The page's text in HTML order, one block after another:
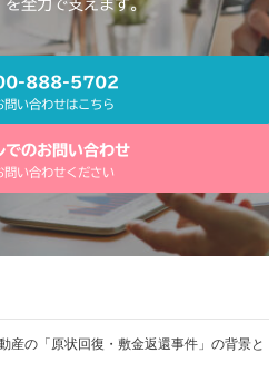
を全力で支えます。
888-5702
問い合わせはこちら
でのお問い合わせ
問い合わせください
産の「原状回復・敷金返還事件」の背景と